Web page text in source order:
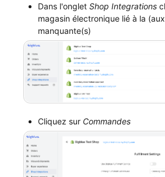
Dans l'ongletShop Integrations
magasin électronique lié à la
manquante(s)
Cliquez sur Commandes